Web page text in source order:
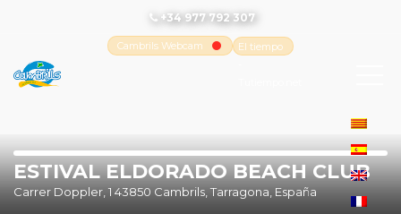
+34 977 792 307
Cambrils Webcam
El tiempo
ESTIVAL ELDORADO BEACH CLUB
Carrer Doppler, 1 43850 Cambrils, Tarragona, España